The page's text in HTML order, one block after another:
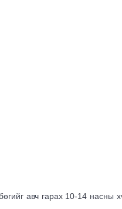
авч гарах 10-14 насны